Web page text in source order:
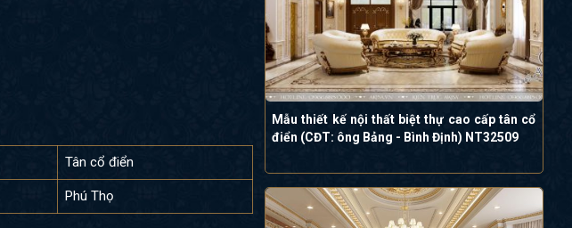
Tân cổ điển
Phú Thọ
Mẫu thiết kế nội thất biệt thự cao cấp tân cổ
điển (CĐT: ông Bảng - Bình Định) NT32509